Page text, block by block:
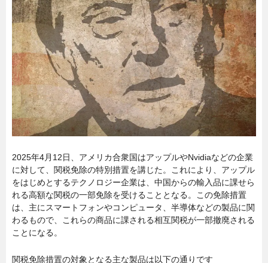
2025年4月12日、アメリカ合衆国はアップルやNvidiaなどの企業
に対して、関税免除の特別措置を講じた。これにより、アップル
をはじめとするテクノロジー企業は、中国からの輸入品に課せら
れる高額な関税の一部免除を受けることとなる。この免除措置
は、主にスマートフォンやコンピュータ、半導体などの製品に関
わるもので、これらの商品に課される相互関税が一部撤廃される
ことになる。
関税免除措置の対象となる主な製品は以下の通りです